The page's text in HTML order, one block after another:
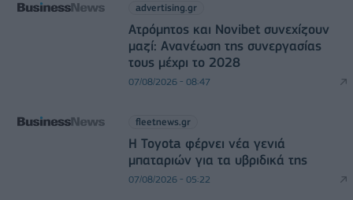
advertising.gr
Ατρόμητος και Novibet συνεχίζουν
μαζί: Ανανέωση της συνεργασίας
τους μέχρι το 2028
07/08/2026 - 08:47
fleetnews.gr
Η Toyota φέρνει νέα γενιά
μπαταριών για τα υβριδικά της
07/08/2026 - 05:22